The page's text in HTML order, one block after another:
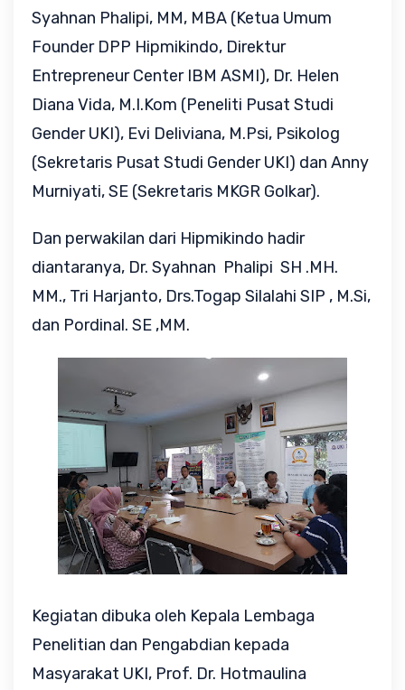
Syahnan Phalipi, MM, MBA (Ketua Umum
Founder DPP Hipmikindo, Direktur
Entrepreneur Center IBM ASMI), Dr. Helen
Diana Vida, M.I.Kom (Peneliti Pusat Studi
Gender UKI), Evi Deliviana, M.Psi, Psikolog
(Sekretaris Pusat Studi Gender UKI) dan Anny
Murniyati, SE (Sekretaris MKGR Golkar).
Dan perwakilan dari Hipmikindo hadir
diantaranya, Dr. Syahnan Phalipi SH .MH.
MM., Tri Harjanto, Drs.Togap Silalahi SIP , M.Si,
dan Pordinal. SE ,MM.
Kegiatan dibuka oleh Kepala Lembaga
Penelitian dan Pengabdian kepada
Masyarakat UKI, Prof. Dr. Hotmaulina